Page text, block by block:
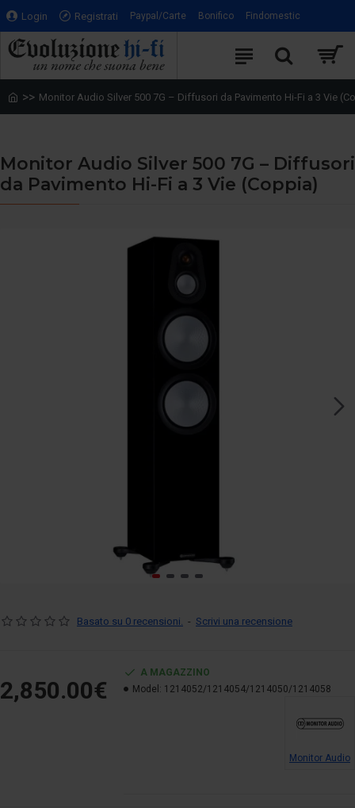
Login Registrati Paypal/Carte Bonifico Findomestic
Monitor Audio Silver 500 7G – Diffusori da Pavimento Hi-Fi a 3 Vie
Monitor Audio Silver 500 7G – Diffusori
da Pavimento Hi-Fi a 3 Vie (Coppia)
Basato su 0 recensioni. - Scrivi una recensione
2,850.00€
A MAGAZZINO
Model: 1214052/1214054/1214050/1214058
Monitor Audio